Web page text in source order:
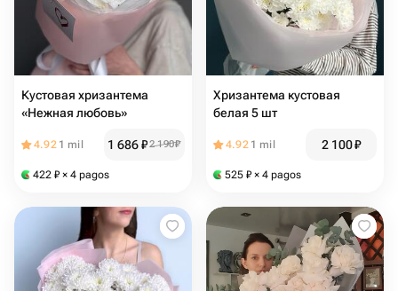
Кустовая хризантема
«Нежная любовь»
4.92 1 mil 1 686₽2 190₽
422 ₽ × 4 pagos
Хризантема кустовая
белая 5 шт
4.92 1 mil 2 100₽
525 ₽ × 4 pagos